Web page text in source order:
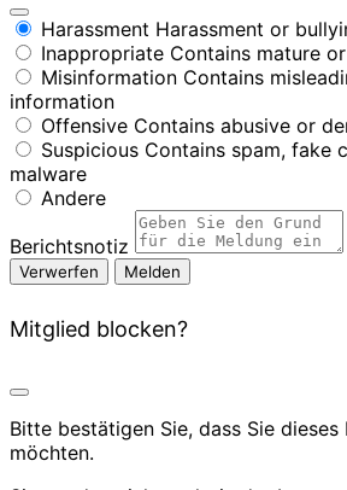
Harassment Harassment or
Inappropriate Contains mature
Misinformation Contains
information
Offensive Contains abusive or
Suspicious Contains spam, fake
malware
Andere
Berichtsnotiz
Melden
Mitglied blocken?
Bitte bestätigen Sie, dass Sie
möchten.